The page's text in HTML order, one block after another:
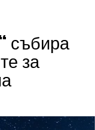
„Максим
с вход
август с
събира
за